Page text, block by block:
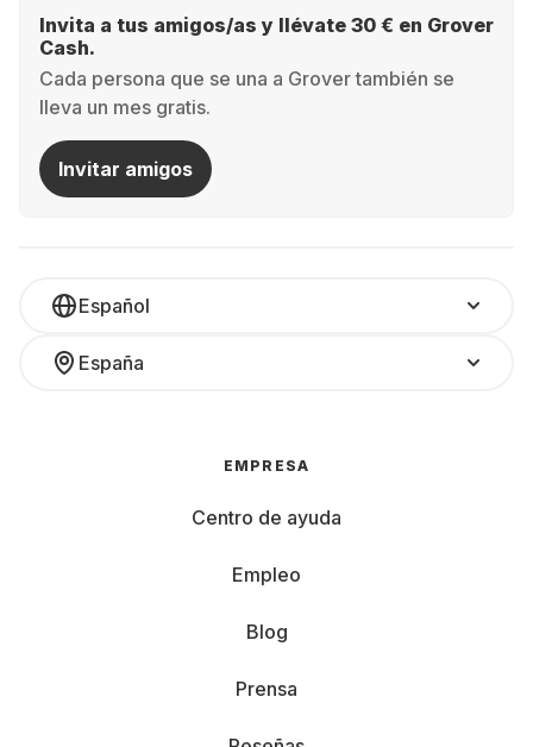
Invita a tus amigos/as y llévate 30 € en Grover
Cash.
Cada persona que se una a Grover también se
lleva un mes gratis.
Invitar amigos
Español
España
EMPRESA
Centro de ayuda
Empleo
Blog
Prensa